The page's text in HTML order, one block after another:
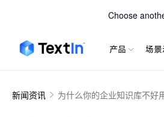
Choose
产品 场景
新闻资讯 为什么你的企业知识库不好